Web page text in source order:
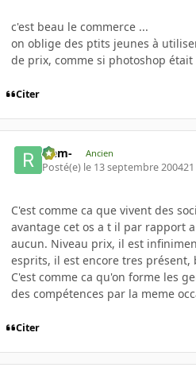
c'est beau le commerce ...
on oblige des ptits jeunes à
de prix, comme si photoshop
Citer
-rem- Ancien
Posté(e) le 13 septembre 200421
C'est comme ca que vivent des
avantage cet os a t il par rapport
aucun. Niveau prix, il est
esprits, il est encore tres
C'est comme ca qu'on forme les
des compétences par la meme
Citer